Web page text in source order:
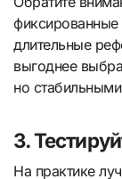
фиксированные
длительные
выгоднее
но
3.
На практике